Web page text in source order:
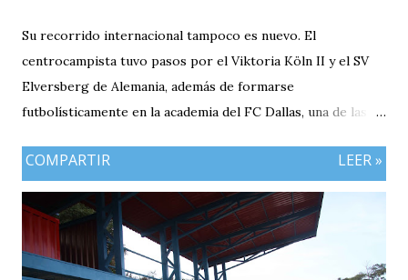
Su recorrido internacional tampoco es nuevo. El
centrocampista tuvo pasos por el Viktoria Köln II y el SV
Elversberg de Alemania, además de formarse
futbolísticamente en la academia del FC Dallas, una de las
experiencia que marcó el inicio de su desarrollo como
profesional. Ahora, el guatemalteco se incorpora al
Kaohsiung Attackers FC, una institución de crecimiento
reciente dentro del fútbol taiwanés. El club nació en 2016
con su equipo femenino y fue hasta 2025 cuando creó su
COMPARTIR LEER »